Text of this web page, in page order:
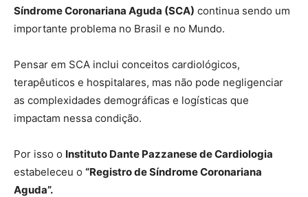
Síndrome Coronariana Aguda (SCA) continua sendo um
importante problema no Brasil e no Mundo.
Pensar em SCA inclui conceitos cardiológicos,
terapêuticos e hospitalares, mas não pode negligenciar
as complexidades demográficas e logísticas que
impactam nessa condição.
Por isso o Instituto Dante Pazzanese de Cardiologia
estabeleceu o “Registro de Síndrome Coronariana
Aguda”.